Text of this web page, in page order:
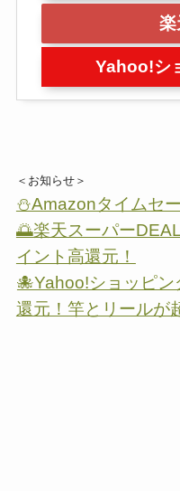
楽
Yahoo!シ
＜お知らせ＞
⛄Amazonタイムセ
🌅楽天スーパー
イント高還元！
🐙Yahoo!ショッピ
還元！竿とリールが